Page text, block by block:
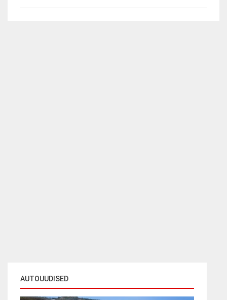
AUTOUUDISED